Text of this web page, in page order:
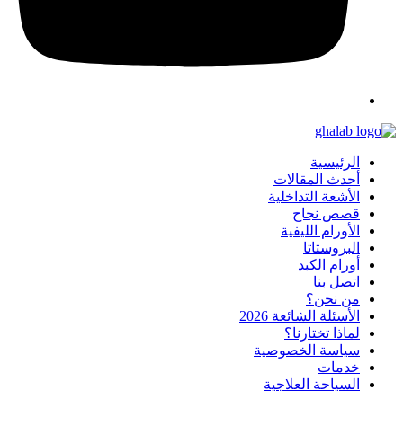
الرئيسية
أحدث المقالات
الأشعة التداخلية
قصص نجاح
الأورام الليفية
البروستاتا
أورام الكبد
اتصل بنا
من نحن؟
الأسئلة الشائعة 2026
لماذا تختارنا؟
سياسة الخصوصية
خدمات
السياحة العلاجية